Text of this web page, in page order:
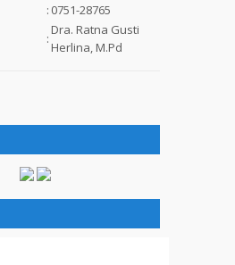
: 0751-28765
:
Dra. Ratna Gusti
Herlina, M.Pd